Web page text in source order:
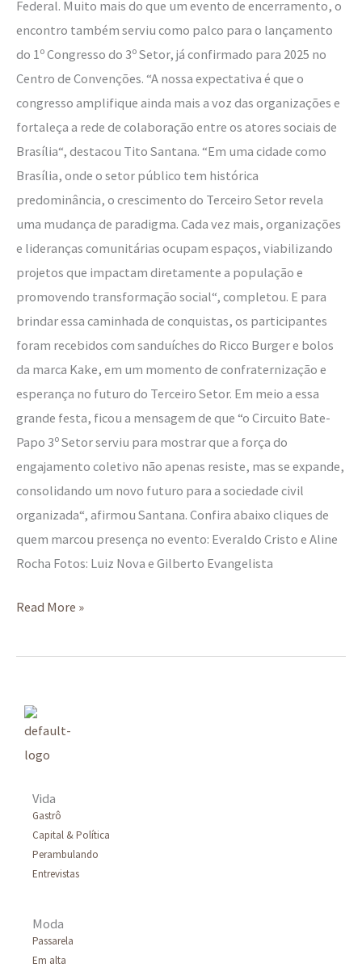
Federal. Muito mais do que um evento de encerramento, o
encontro também serviu como palco para o lançamento
do 1º Congresso do 3º Setor, já confirmado para 2025 no
Centro de Convenções. “A nossa expectativa é que o
congresso amplifique ainda mais a voz das organizações e
fortaleça a rede de colaboração entre os atores sociais de
Brasília“, destacou Tito Santana. “Em uma cidade como
Brasília, onde o setor público tem histórica
predominância, o crescimento do Terceiro Setor revela
uma mudança de paradigma. Cada vez mais, organizações
e lideranças comunitárias ocupam espaços, viabilizando
projetos que impactam diretamente a população e
promovendo transformação social“, completou. E para
brindar essa caminhada de conquistas, os participantes
foram recebidos com sanduíches do Ricco Burger e bolos
da marca Kake, em um momento de confraternização e
esperança no futuro do Terceiro Setor. Em meio a essa
grande festa, ficou a mensagem de que “o Circuito Bate-
Papo 3º Setor serviu para mostrar que a força do
engajamento coletivo não apenas resiste, mas se expande,
consolidando um novo futuro para a sociedade civil
organizada“, afirmou Santana. Confira abaixo cliques de
quem marcou presença no evento: Everaldo Cristo e Aline
Rocha Fotos: Luiz Nova e Gilberto Evangelista
Read More »
Vida
Gastrô
Capital & Política
Perambulando
Entrevistas
Moda
Passarela
Em alta